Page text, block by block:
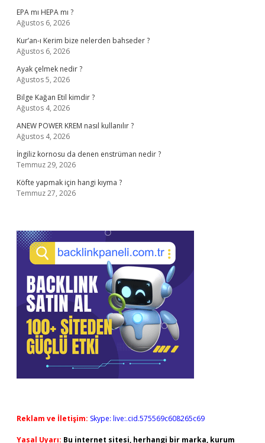
EPA mı HEPA mı ?
Ağustos 6, 2026
Kur’an-ı Kerim bize nelerden bahseder ?
Ağustos 6, 2026
Ayak çelmek nedir ?
Ağustos 5, 2026
Bilge Kağan Etil kimdir ?
Ağustos 4, 2026
ANEW POWER KREM nasıl kullanılır ?
Ağustos 4, 2026
İngiliz kornosu da denen enstrüman nedir ?
Temmuz 29, 2026
Köfte yapmak için hangi kıyma ?
Temmuz 27, 2026
Reklam ve İletişim: Skype: live:.cid.575569c608265c69
Yasal Uyarı: Bu internet sitesi, herhangi bir marka, kurum